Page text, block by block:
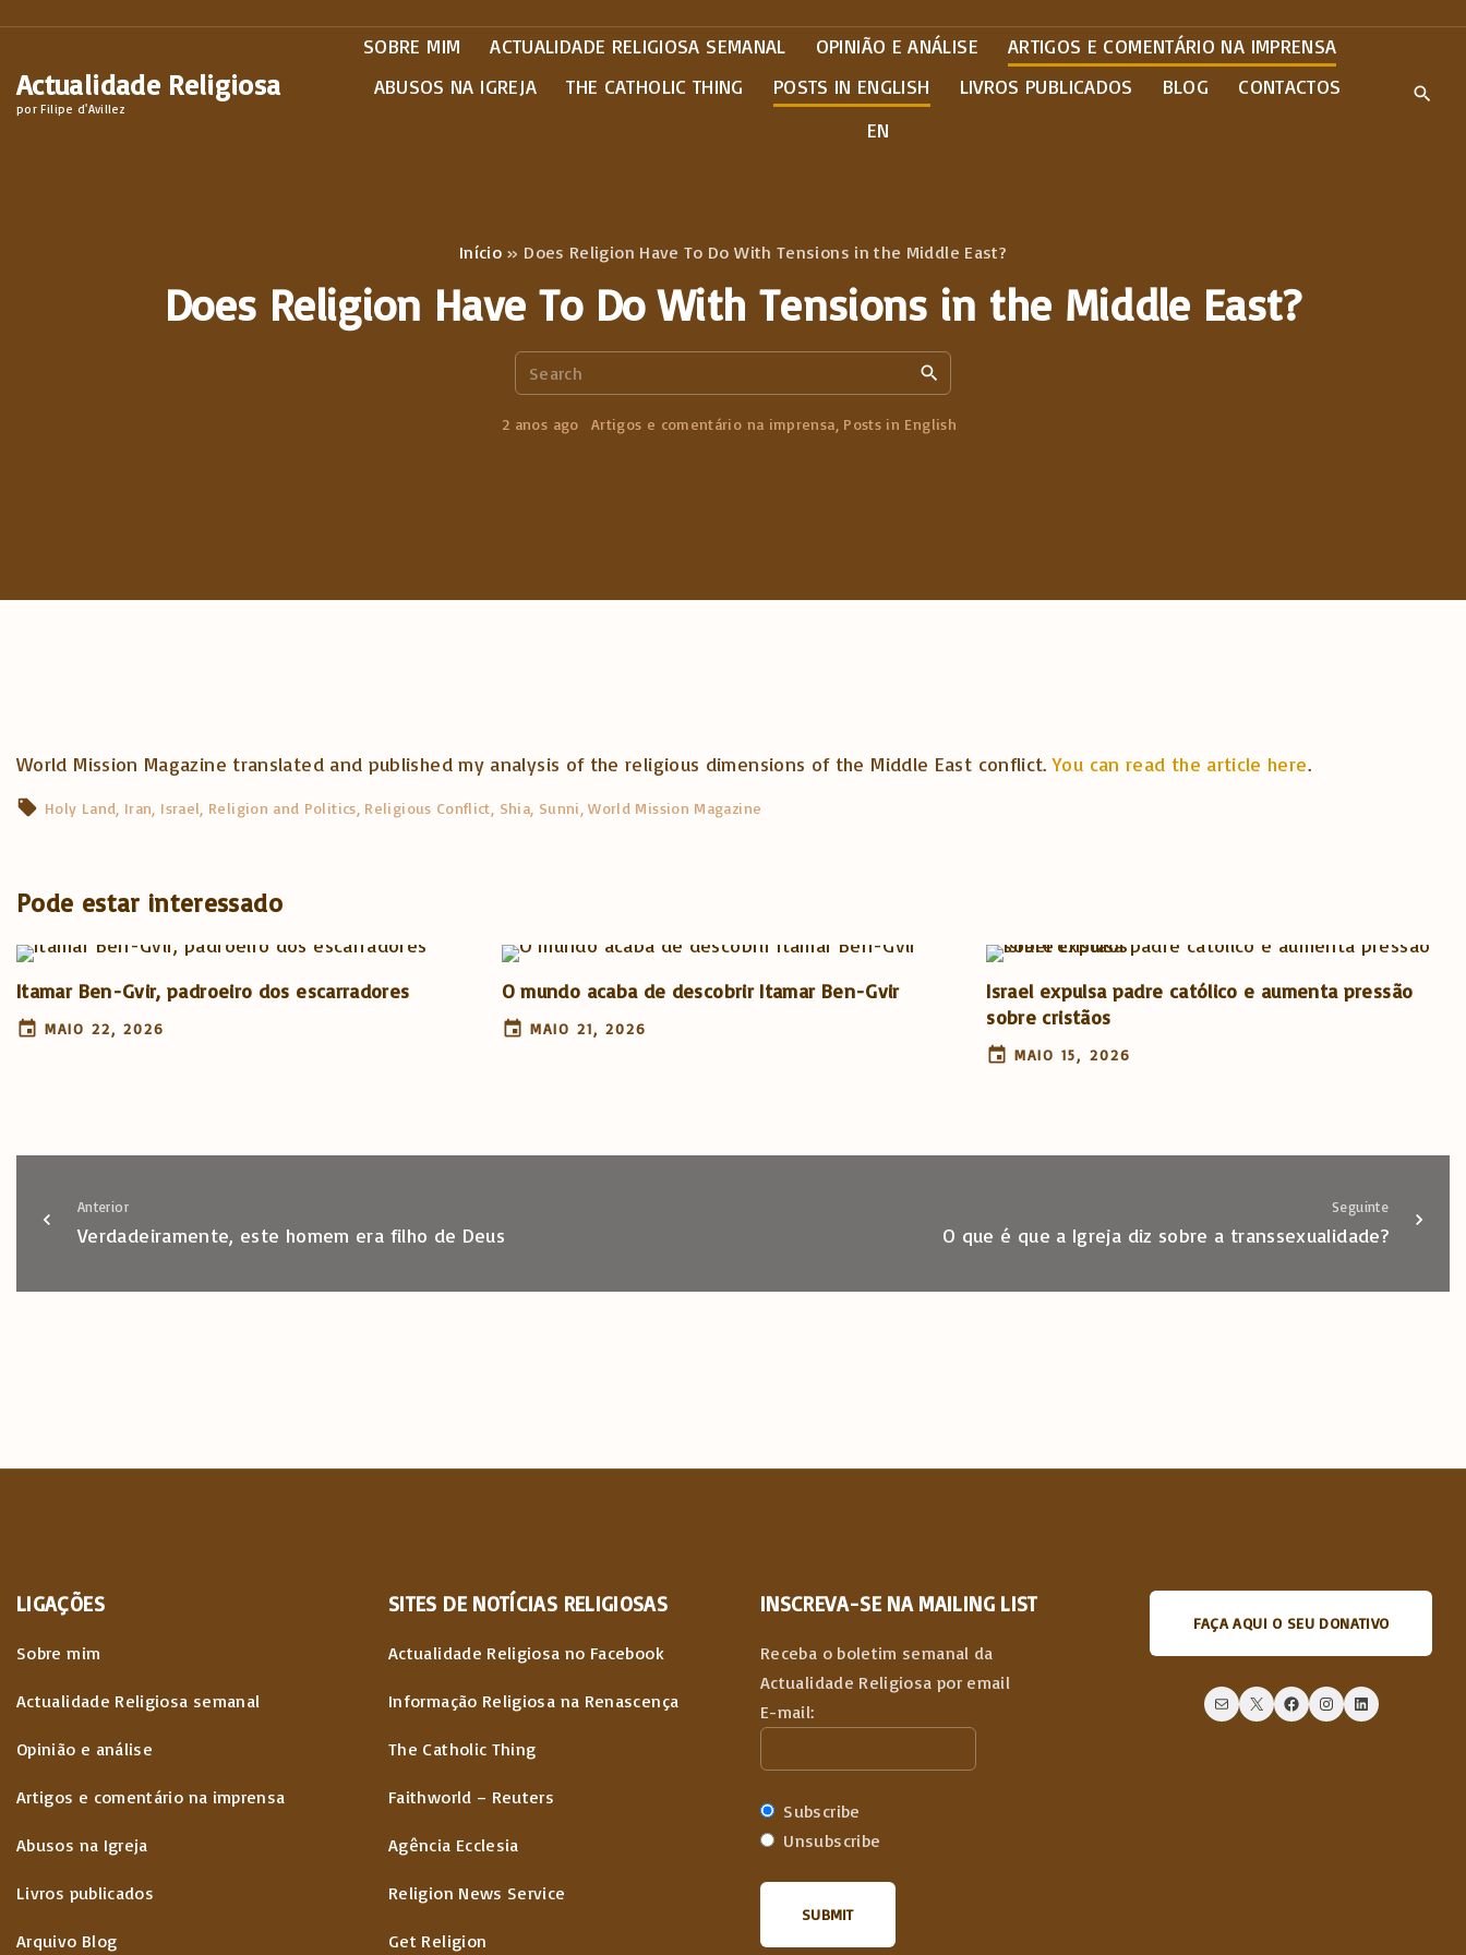
Actualidade Religiosa
por Filipe d'Avillez
SOBRE MIM ACTUALIDADE RELIGIOSA SEMANAL OPINIÃO E ANÁLISE
ARTIGOS E COMENTÁRIO NA IMPRENSA
ABUSOS NA IGREJA
THE CATHOLIC THING POSTS IN ENGLISH LIVROS PUBLICADOS BLOG
CONTACTOS
EN
Início » Does Religion Have To Do With Tensions in the Middle East?
Does Religion Have To Do With Tensions in the Middle East?
e
a
2 anos ago Artigos e comentário na imprensa Posts in English
World Mission Magazine translated and published my analysis of the religious dimensions of the Middle East conflict.You can read the article here.
Holy Land Iran Israel Religion and Politics Religious Conflict Shia Sunni World Mission Magazine
Pode estar interessado
Itamar Ben-Gvir, padroeiro dos escarradores
MAIO 22, 2026
O mundo acaba de descobrir Itamar Ben-Gvir
MAIO 21, 2026
Israel expulsa padre católico e aumenta pressão
sobre cristãos
MAIO 15, 2026
Anterior
Verdadeiramente, este homem era filho de Deus
Seguinte
O que é que a Igreja diz sobre a transsexualidade?
LIGAÇÕES
Sobre mim
Actualidade Religiosa semanal
Opinião e análise
Artigos e comentário na imprensa
Abusos na Igreja
Livros publicados
Arquivo Blog
SITES DE NOTÍCIAS RELIGIOSAS
Actualidade Religiosa no Facebook
Informação Religiosa na Renascença
The Catholic Thing
Faithworld – Reuters
Agência Ecclesia
Religion News Service
Get Religion
INSCREVA-SE NA MAILING LIST
Receba o boletim semanal da
Actualidade Religiosa por email
E-mail:
Subscribe
Unsubscribe
FAÇA AQUI O SEU DONATIVO
Mail X Facebook Instagram LinkedIn